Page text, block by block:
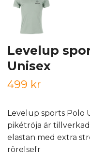
Levelup
Unisex
499 kr
Levelup sports Polo
pikétröja är
elastan med extra
rörelsefr